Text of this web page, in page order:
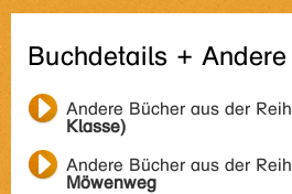
Buchdetails +
Andere Bücher aus der
Klasse)
Andere Bücher aus der
Möwenweg